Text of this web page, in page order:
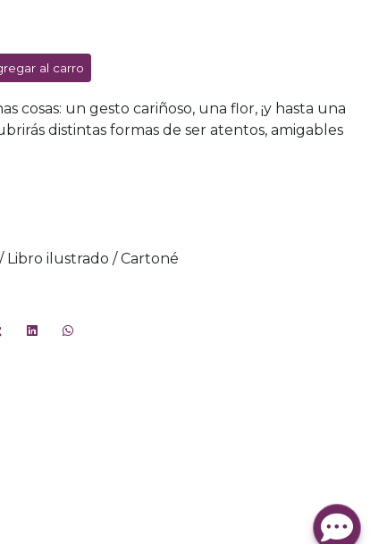
al carro
cosas: un gesto cariñoso, una flor, ¡y hasta una
distintas formas de ser atentos, amigables
Libro ilustrado / Cartoné